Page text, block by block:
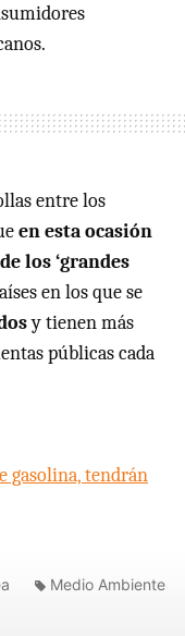
entre los
en esta ocasión
los ‘grandes
en los que se
y tienen más
públicas cada
gasolina, tendrán
Medio Ambiente